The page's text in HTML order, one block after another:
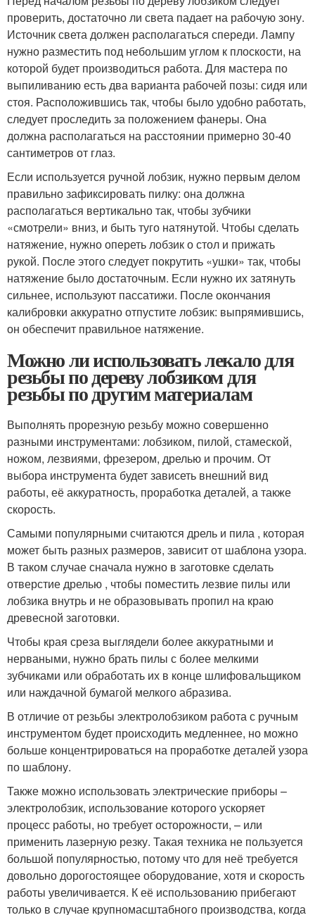
проверить, достаточно ли света падает на рабочую зону.
Источник света должен располагаться спереди. Лампу
нужно разместить под небольшим углом к плоскости, на
которой будет производиться работа. Для мастера по
выпиливанию есть два варианта рабочей позы: сидя или
стоя. Расположившись так, чтобы было удобно работать,
следует проследить за положением фанеры. Она
должна располагаться на расстоянии примерно 30-40
сантиметров от глаз.
Если используется ручной лобзик, нужно первым делом
правильно зафиксировать пилку: она должна
располагаться вертикально так, чтобы зубчики
«смотрели» вниз, и быть туго натянутой. Чтобы сделать
натяжение, нужно опереть лобзик о стол и прижать
рукой. После этого следует покрутить «ушки» так, чтобы
натяжение было достаточным. Если нужно их затянуть
сильнее, используют пассатижи. После окончания
калибровки аккуратно отпустите лобзик: выпрямившись,
он обеспечит правильное натяжение.
Можно ли использовать лекало для
резьбы по дереву лобзиком для
резьбы по другим материалам
Выполнять прорезную резьбу можно совершенно
разными инструментами: лобзиком, пилой, стамеской,
ножом, лезвиями, фрезером, дрелью и прочим. От
выбора инструмента будет зависеть внешний вид
работы, её аккуратность, проработка деталей, а также
скорость.
Самыми популярными считаются дрель и пила , которая
может быть разных размеров, зависит от шаблона узора.
В таком случае сначала нужно в заготовке сделать
отверстие дрелью , чтобы поместить лезвие пилы или
лобзика внутрь и не образовывать пропил на краю
древесной заготовки.
Чтобы края среза выглядели более аккуратными и
нерваными, нужно брать пилы с более мелкими
зубчиками или обработать их в конце шлифовальщиком
или наждачной бумагой мелкого абразива.
В отличие от резьбы электролобзиком работа с ручным
инструментом будет происходить медленнее, но можно
больше концентрироваться на проработке деталей узора
по шаблону.
Также можно использовать электрические приборы –
электролобзик, использование которого ускоряет
процесс работы, но требует осторожности, – или
применить лазерную резку. Такая техника не пользуется
большой популярностью, потому что для неё требуется
довольно дорогостоящее оборудование, хотя и скорость
работы увеличивается. К её использованию прибегают
только в случае крупномасштабного производства, когда